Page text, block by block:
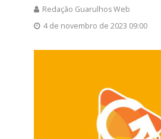
Redação Guarulhos Web
4 de novembro de 2023 09:00